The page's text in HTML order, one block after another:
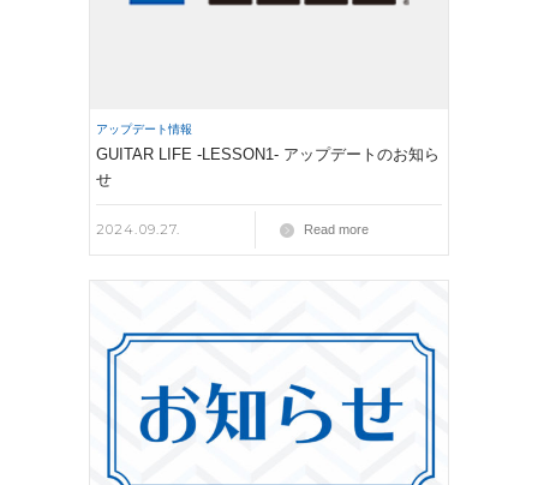
アップデート情報
GUITAR LIFE -LESSON1- アップデートのお知ら
せ
2024.09.27. Read more